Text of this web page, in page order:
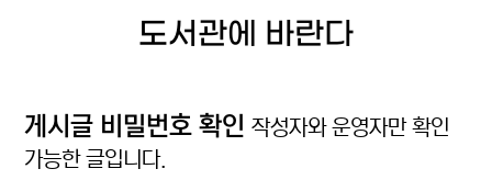
도서관에 바란다
게시글 비밀번호 확인작성자와 운영자만 확인
가능한 글입니다.